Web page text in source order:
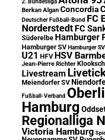
2. Bundesliga
Berkan Algan Concordia
Deutscher Fußball-Bund FC
Norderstedt FC
Süderelbe Hamburger
Hamburger SV Hamburger SV
U21 HFV HSV
Jean-Pierre Richter
Livestream
Meiendorfer SV
Fußball-Verband
Hamburg
Regionalliga
Victoria Hamburg